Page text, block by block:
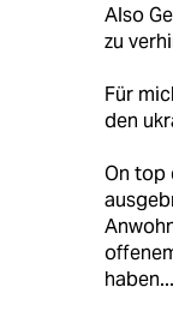
Also
zu
Für
den
On top